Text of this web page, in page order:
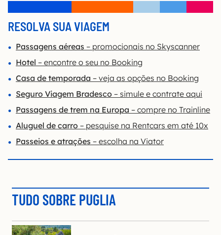
RESOLVA SUA VIAGEM
Passagens aéreas – promocionais no Skyscanner
Hotel – encontre o seu no Booking
Casa de temporada – veja as opções no Booking
Seguro Viagem Bradesco – simule e contrate aqui
Passagens de trem na Europa – compre no Trainline
Aluguel de carro – pesquise na Rentcars em até 10x
Passeios e atrações – escolha na Viator
TUDO SOBRE PUGLIA